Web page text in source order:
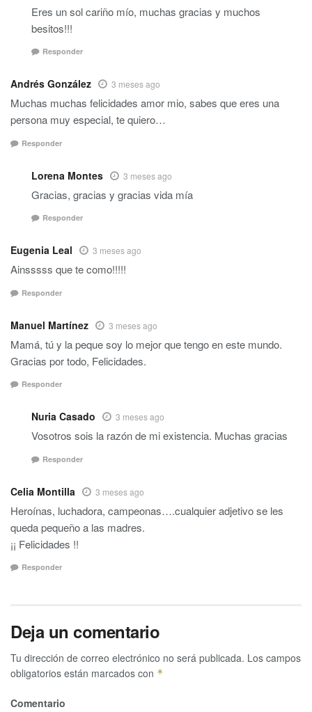
Eres un sol cariño mío, muchas gracias y muchos
besitos!!!
Responder
Andrés González 3 meses ago
Muchas muchas felicidades amor mio, sabes que eres una
persona muy especial, te quiero…
Responder
Lorena Montes 3 meses ago
Gracias, gracias y gracias vida mía
Responder
Eugenia Leal 3 meses ago
Ainsssss que te como!!!!!
Responder
Manuel Martínez 3 meses ago
Mamá, tú y la peque soy lo mejor que tengo en este mundo.
Gracias por todo, Felicidades.
Responder
Nuria Casado 3 meses ago
Vosotros sois la razón de mi existencia. Muchas gracias
Responder
Celia Montilla 3 meses ago
Heroínas, luchadora, campeonas….cualquier adjetivo se les
queda pequeño a las madres.
¡¡ Felicidades !!
Responder
Deja un comentario
Tu dirección de correo electrónico no será publicada. Los campos
obligatorios están marcados con *
Comentario